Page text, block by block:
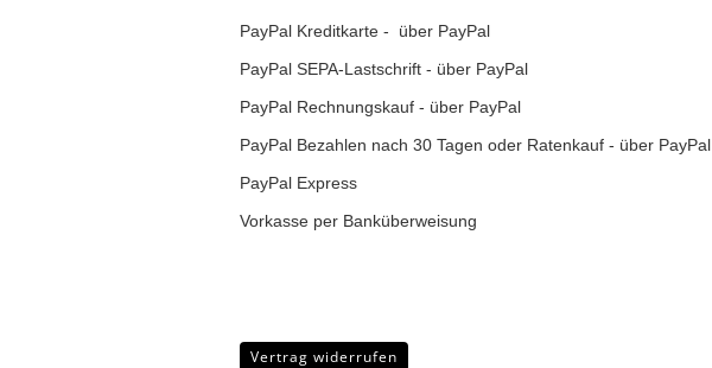
PayPal Kreditkarte - über PayPal
PayPal SEPA-Lastschrift - über PayPal
PayPal Rechnungskauf - über PayPal
PayPal Bezahlen nach 30 Tagen oder Ratenkauf - über PayPal
PayPal Express
Vorkasse per Banküberweisung
Vertrag widerrufen